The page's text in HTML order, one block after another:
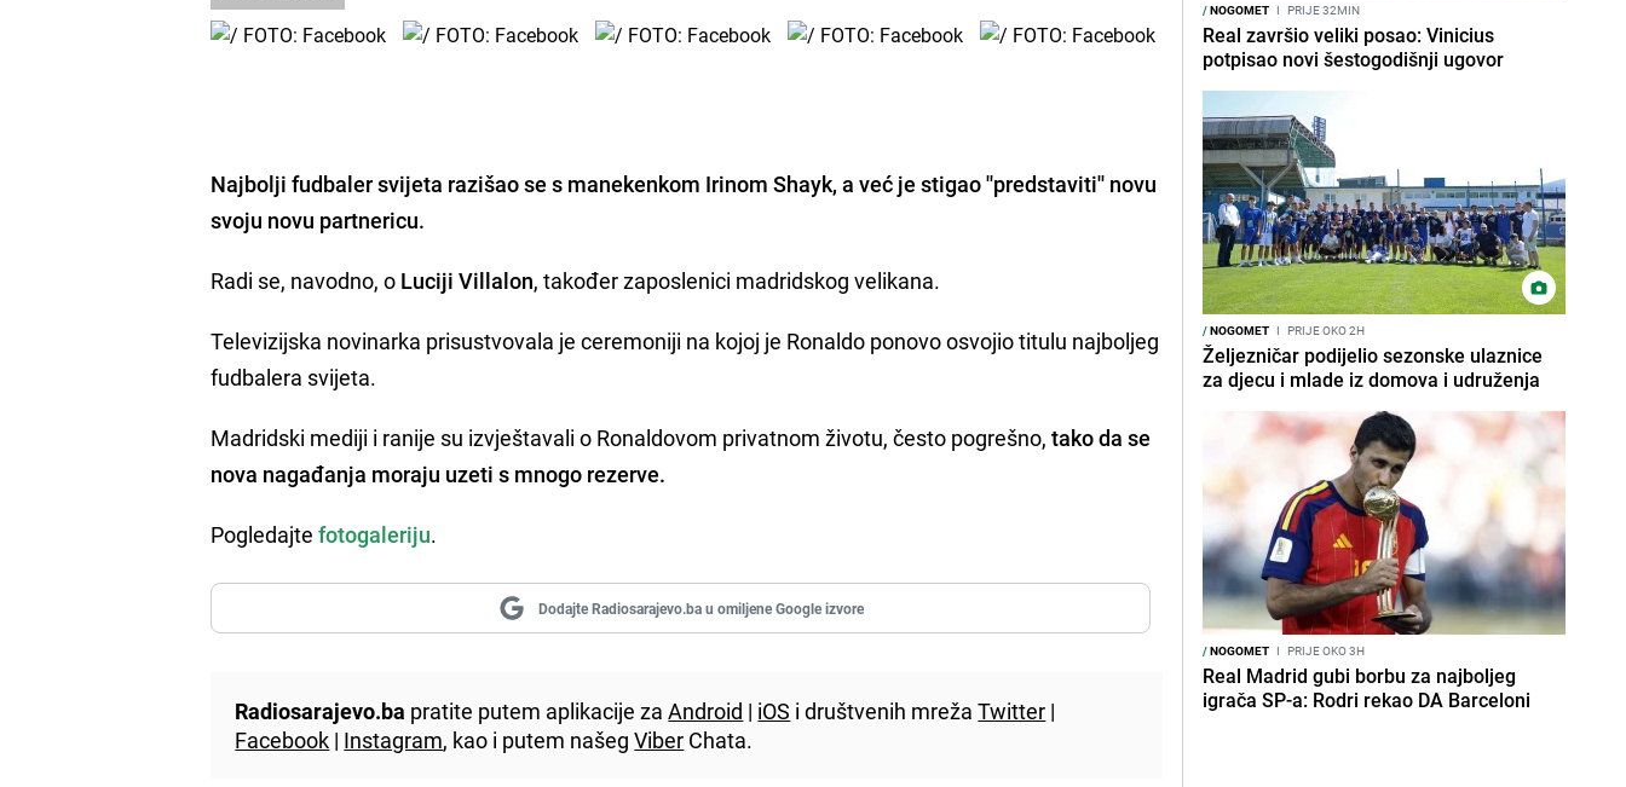
Najbolji fudbaler svijeta razišao se s manekenkom Irinom Shayk, a već je stigao ''predstaviti'' novu
svoju novu partnericu.
Radi se, navodno, o Luciji Villalon, također zaposlenici madridskog velikana.
Televizijska novinarka prisustvovala je ceremoniji na kojoj je Ronaldo ponovo osvojio titulu najboljeg
fudbalera svijeta.
Madridski mediji i ranije su izvještavali o Ronaldovom privatnom životu, često pogrešno, tako da se
nova nagađanja moraju uzeti s mnogo rezerve.
Pogledajtefotogaleriju.
Dodajte Radiosarajevo.ba u omiljene Google izvore
Radiosarajevo.ba pratite putem aplikacije zaAndroid | iOS i društvenih mrežaTwitter |
Facebook | Instagram, kao i putem našegViber Chata.
/NOGOMET I PRIJE 32MIN
Real završio veliki posao: Vinicius
potpisao novi šestogodišnji ugovor
/NOGOMET I PRIJE OKO 2H
Željezničar podijelio sezonske ulaznice
za djecu i mlade iz domova i udruženja
/NOGOMET I PRIJE OKO 3H
Real Madrid gubi borbu za najboljeg
igrača SP-a: Rodri rekao DA Barceloni